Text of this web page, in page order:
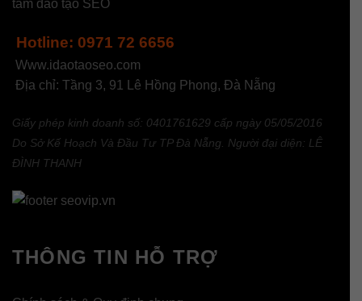
Hotline: 0971 72 6656
Www.idaotaoseo.com
Địa chỉ: Tầng 3, 91 Lê Hồng Phong, Đà Nẵng
Giấy phép kinh doanh số: 0401761629 cấp ngày 05/05/2016
Do Sở Kế Hoạch Và Đầu Tư TP Đà Nẵng. Người đại diện: LÊ
ĐÌNH THANH
THÔNG TIN HỖ TRỢ